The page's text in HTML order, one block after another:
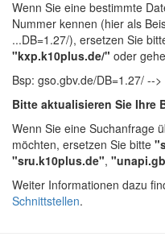
Wenn Sie eine bestimmte
Nummer kennen (hier als
...DB=1.27/), ersetzen Sie
"kxp.k10plus.de/" oder
Bsp: gso.gbv.de/DB=1.27/ --
Bitte aktualisieren Sie Ihre
Wenn Sie eine Suchanfrage
möchten, ersetzen Sie bitte
"sru.k10plus.de",
Weiter Informationen dazu
Schnittstellen.